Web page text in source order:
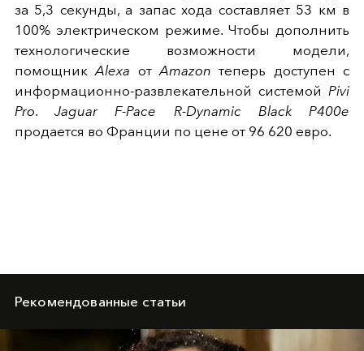
за 5,3 секунды, а запас хода составляет 53 км в
100% электрическом режиме. Чтобы дополнить
технологические возможности модели,
помощникAlexa отAmazon теперь доступен с
информационно-развлекательной системой Pivi
Pro.Jaguar F-Pace R-Dynamic Black P400e
продается во Франции по цене от 96 620 евро.
Рекомендованные статьи